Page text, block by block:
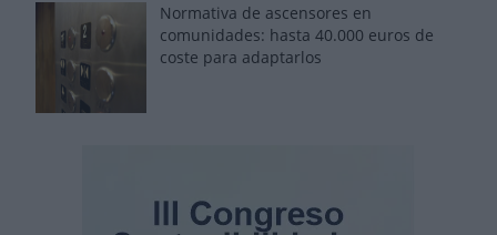
Normativa de ascensores en
comunidades: hasta 40.000 euros de
coste para adaptarlos